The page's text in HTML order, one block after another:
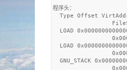
程序头：
Type Offset
LOAD
LOAD
GNU_STACK